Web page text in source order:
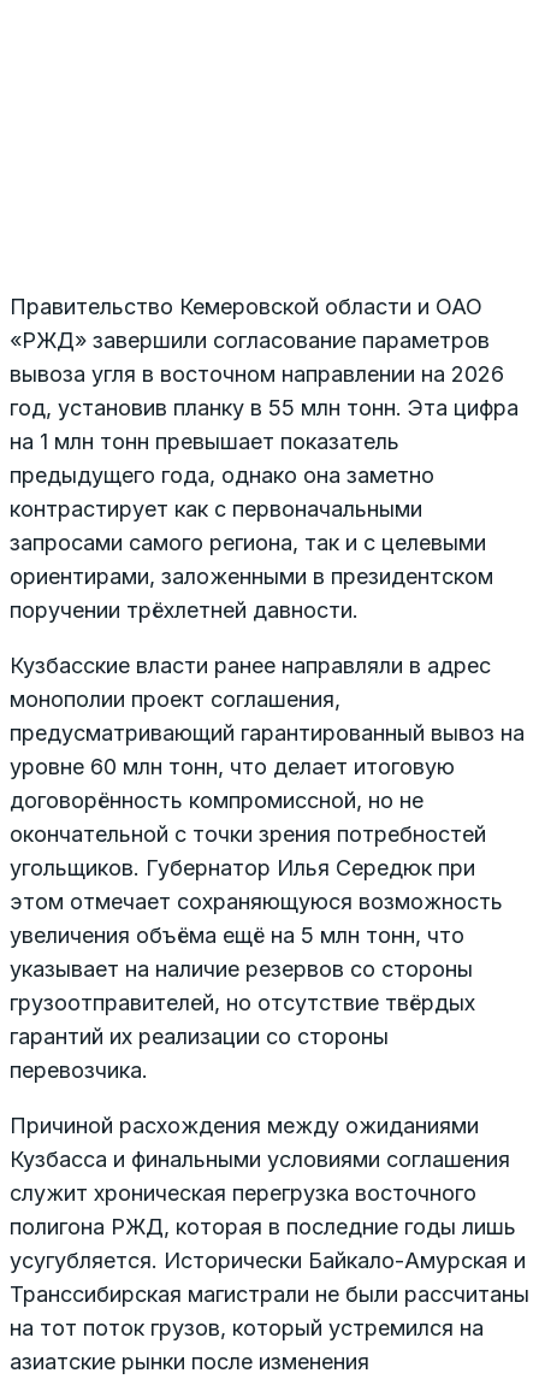
Правительство Кемеровской области и ОАО
«РЖД» завершили согласование параметров
вывоза угля в восточном направлении на 2026
год, установив планку в 55 млн тонн. Эта цифра
на 1 млн тонн превышает показатель
предыдущего года, однако она заметно
контрастирует как с первоначальными
запросами самого региона, так и с целевыми
ориентирами, заложенными в президентском
поручении трёхлетней давности.
Кузбасские власти ранее направляли в адрес
монополии проект соглашения,
предусматривающий гарантированный вывоз на
уровне 60 млн тонн, что делает итоговую
договорённость компромиссной, но не
окончательной с точки зрения потребностей
угольщиков. Губернатор Илья Середюк при
этом отмечает сохраняющуюся возможность
увеличения объёма ещё на 5 млн тонн, что
указывает на наличие резервов со стороны
грузоотправителей, но отсутствие твёрдых
гарантий их реализации со стороны
перевозчика.
Причиной расхождения между ожиданиями
Кузбасса и финальными условиями соглашения
служит хроническая перегрузка восточного
полигона РЖД, которая в последние годы лишь
усугубляется. Исторически Байкало-Амурская и
Транссибирская магистрали не были рассчитаны
на тот поток грузов, который устремился на
азиатские рынки после изменения